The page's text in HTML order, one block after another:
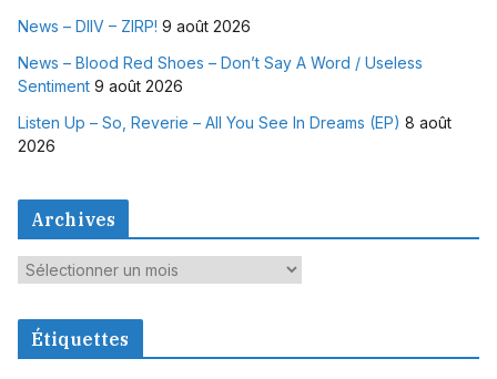
News – DIIV – ZIRP! 9 août 2026
News – Blood Red Shoes – Don’t Say A Word / Useless
Sentiment 9 août 2026
Listen Up – So, Reverie – All You See In Dreams (EP) 8 août
2026
Archives
A
c
Étiquettes